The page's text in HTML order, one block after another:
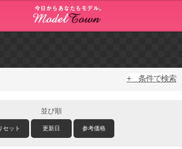
+ 条件で検索
並び順
セット 更新日 参考価格